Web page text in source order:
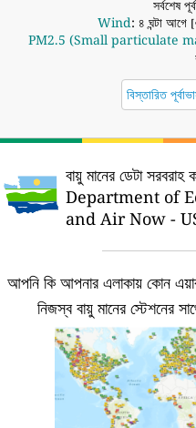
সর্বশেষ
Wind: ৪ ঘন্টা আগে
PM2.5 (Small particulate
বিস্তারিত
বায়ু মানের ডেটা সরবরাহ
Department of
and Air Now -
আপনি কি আপনার এলাকায় কোন
নিজস্ব বায়ু মানের স্টেশনের